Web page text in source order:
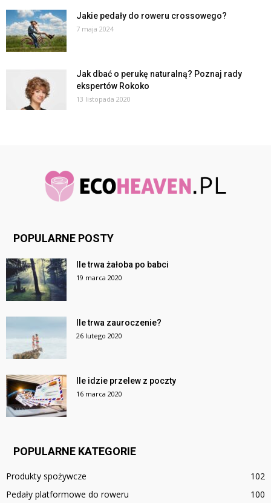
Jakie pedały do roweru crossowego?
7 maja 2024
Jak dbać o perukę naturalną? Poznaj rady
ekspertów Rokoko
13 listopada 2020
POPULARNE POSTY
Ile trwa żałoba po babci
19 marca 2020
Ile trwa zauroczenie?
26 lutego 2020
Ile idzie przelew z poczty
16 marca 2020
POPULARNE KATEGORIE
Produkty spożywcze
102
Pedały platformowe do roweru
100